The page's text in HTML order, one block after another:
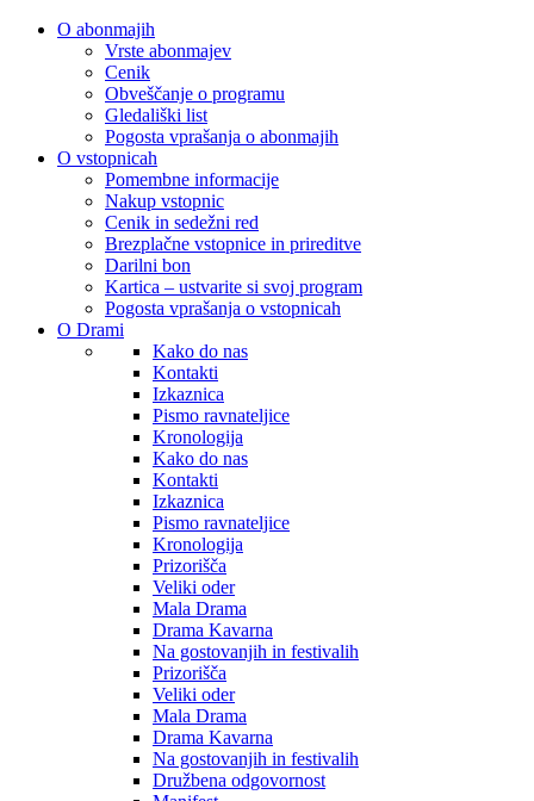
O abonmajih
Vrste abonmajev
Cenik
Obveščanje o programu
Gledališki list
Pogosta vprašanja o abonmajih
O vstopnicah
Pomembne informacije
Nakup vstopnic
Cenik in sedežni red
Brezplačne vstopnice in prireditve
Darilni bon
Kartica – ustvarite si svoj program
Pogosta vprašanja o vstopnicah
O Drami
Kako do nas
Kontakti
Izkaznica
Pismo ravnateljice
Kronologija
Kako do nas
Kontakti
Izkaznica
Pismo ravnateljice
Kronologija
Prizorišča
Veliki oder
Mala Drama
Drama Kavarna
Na gostovanjih in festivalih
Prizorišča
Veliki oder
Mala Drama
Drama Kavarna
Na gostovanjih in festivalih
Družbena odgovornost